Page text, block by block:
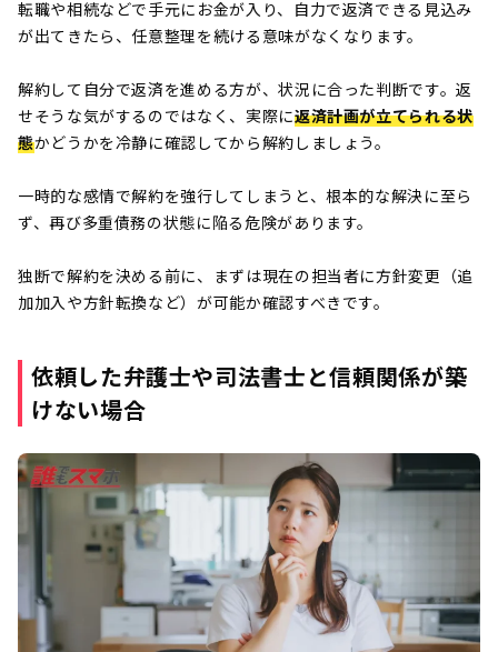
転職や相続などで手元にお金が入り、自力で返済できる見込み
が出てきたら、任意整理を続ける意味がなくなります。
解約して自分で返済を進める方が、状況に合った判断です。返
せそうな気がするのではなく、実際に返済計画が立てられる状
態かどうかを冷静に確認してから解約しましょう。
一時的な感情で解約を強行してしまうと、根本的な解決に至ら
ず、再び多重債務の状態に陥る危険があります。
独断で解約を決める前に、まずは現在の担当者に方針変更（追
加加入や方針転換など）が可能か確認すべきです。
依頼した弁護士や司法書士と信頼関係が築
けない場合